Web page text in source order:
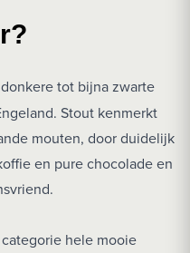
tot bijna zwarte
Stout kenmerkt
mouten, door duidelijk
en pure chocolade en
hele mooie